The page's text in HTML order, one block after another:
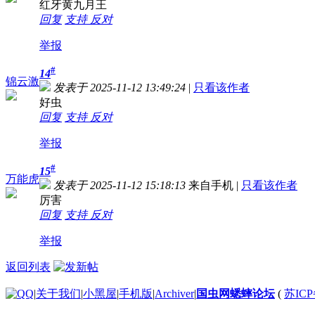
红牙黄九月王
回复 支持 反对
举报
锦云激
14#
发表于 2025-11-12 13:49:24 | 只看该作者
好虫
回复 支持 反对
举报
万能虎
15#
发表于 2025-11-12 15:18:13 来自手机 | 只看该作者
厉害
回复 支持 反对
举报
返回列表
|关于我们|小黑屋|手机版|Archiver| 国虫网蟋蟀论坛( 苏ICP